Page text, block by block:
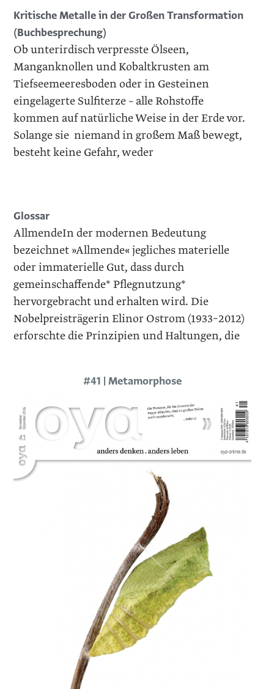
Kritische Metalle in der ­Großen Transformation
(Buchbesprechung)
Ob unterirdisch verpresste Ölseen,
Manganknollen und Kobaltkrusten am
Tiefseemeeresboden oder in Gesteinen
eingelagerte Sulfiterze – alle Rohstoffe
kommen auf natürliche Weise in der Erde vor.
Solange sie niemand in großem Maß bewegt,
besteht keine Gefahr, weder
Glossar
AllmendeIn der modernen Bedeutung
bezeichnet »Allmende« jegliches materielle
oder immaterielle Gut, dass durch
gemeinschaffende* Pflegnutzung*
hervorgebracht und erhalten wird. Die
Nobelpreisträgerin Elinor Ostrom (1933–2012)
erforschte die Prinzipien und Haltungen, die
#41 | Metamorphose